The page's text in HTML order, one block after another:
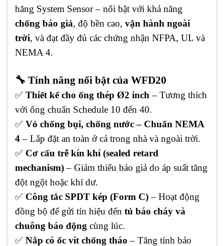
hãng System Sensor – nổi bật với khả năng
chống báo giả, độ bền cao, vận hành ngoài
trời, và đạt đầy đủ các chứng nhận NFPA, UL và
NEMA 4.
🔧 Tính năng nổi bật của WFD20
✅ Thiết kế cho ống thép Ø2 inch – Tương thích
với ống chuẩn Schedule 10 đến 40.
✅ Vỏ chống bụi, chống nước – Chuẩn NEMA
4– Lắp đặt an toàn ở cả trong nhà và ngoài trời.
✅ Cơ cấu trễ kín khí (sealed retard
mechanism)– Giảm thiểu báo giả do áp suất tăng
đột ngột hoặc khí dư.
✅ Công tắc SPDT kép (Form C)– Hoạt động
đồng bộ để gửi tín hiệu đến tủ báo cháy và
chuông báo động cùng lúc.
✅ Nắp có ốc vít chống tháo – Tăng tính bảo